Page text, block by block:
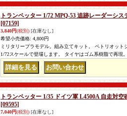
トランペッター 1/72 MPQ-53 追跡レーダーシス
[07159]
3,840円(税別) [在庫なし]
希望小売価格: 4,800円
ミリタリープラモデル。組み立てキット。 ペトリオッ
1/72スケールで登場します。 タイヤはゴム系樹脂で再現。
トランペッター 1/35 ドイツ軍 L4500A 自走対空
[09595]
7,040円(税別) [在庫なし]